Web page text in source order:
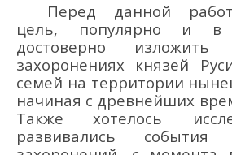
Перед данной
цель, популярно и в
достоверно
захоронениях князей
семей на территории
начиная с древнейших
Также
хотелось
развивались события